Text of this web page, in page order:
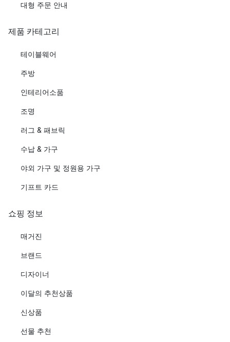
대형 주문 안내
제품 카테고리
테이블웨어
주방
인테리어소품
조명
러그 & 패브릭
수납 & 가구
야외 가구 및 정원용 가구
기프트 카드
쇼핑 정보
매거진
브랜드
디자이너
이달의 추천상품
신상품
선물 추천